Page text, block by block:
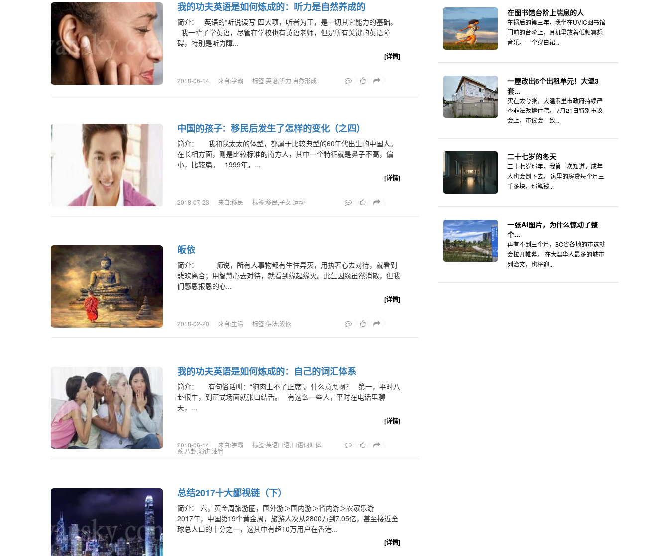
我的功夫英语是如何炼成的：听力是自然养成的
简介： 英语的“听说读写”四大项，听者为王，是一切其它能力的基础。
我一辈子学英语，尽管在学校也有英语老师，但是所有关键的英语障
碍，特别是听力障...
[详情]
2018-06-14 来自:学霸 标签:英语,听力,自然形成
中国的孩子：移民后发生了怎样的变化（之四）
简介： 我和我太太的体型，都属于比较典型的60年代出生的中国人。
在长相方面，则是比较标准的南方人，其中一个特征就是鼻子不高，偏
小，比较扁。 1999年，...
[详情]
2018-07-23 来自:移民 标签:移民,子女,运动
皈依
简介： 师说，所有人事物都有生住异灭，用执著心去对待，就看到
悲欢离合；用智慧心去对待，就看到缘起缘灭。此生因缘虽然消散，但我
们感恩报恩的心...
[详情]
2018-02-20 来自:生活 标签:佛法,皈依
我的功夫英语是如何炼成的：自己的词汇体系
简介： 有句俗话叫：“狗肉上不了正席”。什么意思啊？ 第一，平时八
卦很牛，到正式场面就张口结舌。 有这么一些人，平时在电话里聊
天，...
[详情]
2018-06-14 来自:学霸 标签:英语口语,口语词汇体
系,八卦,演讲,油管
总结2017十大鄙视链（下）
简介： 六，黄金周旅游圈，国外游＞国内游＞省内游＞农家乐游
2017年，中国第19个黄金周，旅游人次从2800万到7.05亿，甚至接近全
球总人口的十分之一，这其中有超10万用户在香港...
[详情]
在图书馆台阶上喘息的人
车祸后的第三年，我坐在UVIC图书馆
门前的台阶上，耳机里放着低频冥想
音乐。一个穿白裙...
一屋改出6个出租单元！大温3
套...
实在太夸张，大温素里市政府持续严
查非法改建住宅。 7月21日特别市议
会上，市议会一致...
二十七岁的冬天
二十七岁那年，我第一次知道，成年
人也会倒下去。 家里的房贷每个月三
千多块。那笔钱...
一张AI图片，为什么惊动了整
个...
再有不到三个月，BC省各地的市选就
会拉开帷幕。 在大温华人最多的城市
列治文，也将迎...